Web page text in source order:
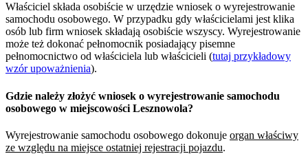
Właściciel składa osobiście w urzędzie wniosek o wyrejestrowanie
samochodu osobowego. W przypadku gdy właścicielami jest klika
osób lub firm wniosek składają osobiście wszyscy. Wyrejestrowanie
może też dokonać pełnomocnik posiadający pisemne
pełnomocnictwo od właściciela lub właścicieli (tutaj przykładowy
wzór upoważnienia).
Gdzie należy złożyć wniosek o wyrejestrowanie samochodu
osobowego w miejscowości Lesznowola?
Wyrejestrowanie samochodu osobowego dokonuje organ właściwy
ze względu na miejsce ostatniej rejestracji pojazdu.